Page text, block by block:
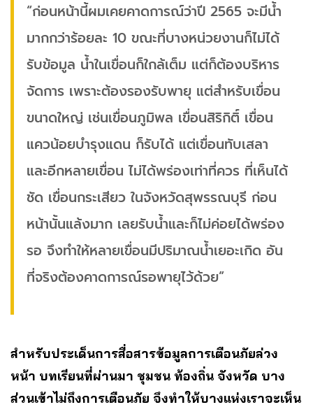
“ก่อนหน้านี้ผมเคยคาดการณ์ว่าปี 2565 จะมีน้ำ
มากกว่าร้อยละ 10 ขณะที่บางหน่วยงานก็ไม่ได้
รับข้อมูล น้ำในเขื่อนก็ใกล้เต็ม แต่ก็ต้องบริหาร
จัดการ เพราะต้องรองรับพายุ แต่สำหรับเขื่อน
ขนาดใหญ่ เช่นเขื่อนภูมิพล เขื่อนสิริกิติ์ เขื่อน
แควน้อยบำรุงแดน ก็รับได้ แต่เขื่อนทับเสลา
และอีกหลายเขื่อน ไม่ได้พร่องเท่าที่ควร ที่เห็นได้
ชัด เขื่อนกระเสียว ในจังหวัดสุพรรณบุรี ก่อน
หน้านั้นแล้งมาก เลยรับน้ำและก็ไม่ค่อยได้พร่อง
รอ จึงทำให้หลายเขื่อนมีปริมาณน้ำเยอะเกิด อัน
ที่จริงต้องคาดการณ์รอพายุไว้ด้วย”
สำหรับประเด็นการสื่อสารข้อมูลการเตือนภัยล่วง
หน้า บทเรียนที่ผ่านมา ชุมชน ท้องถิ่น จังหวัด บาง
ส่วนเข้าไม่ถึงการเตือนภัย จึงทำให้บางแห่งเราจะเห็น